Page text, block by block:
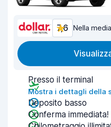
7,6 Nella media
Presso il terminal
Mostra i dettagli della
Deposito basso
Conferma immediata!